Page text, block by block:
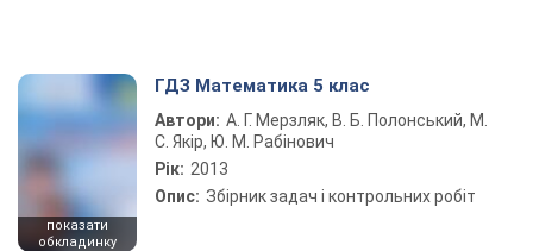
показати
обкладинку
ГДЗ Математика 5 клас
Автори: А. Г. Мерзляк, В. Б. Полонський, М.
С. Якір, Ю. М. Рабінович
Рік: 2013
Опис: Збірник задач і контрольних робіт